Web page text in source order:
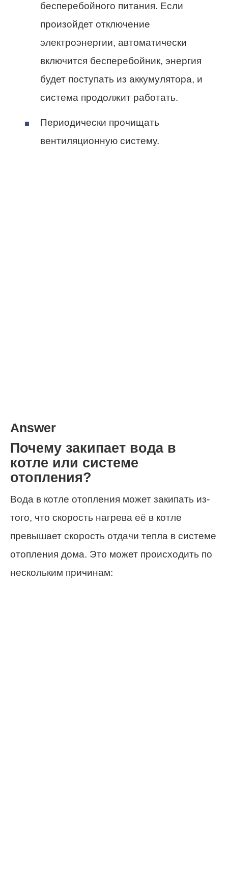
бесперебойного питания. Если
произойдет отключение
электроэнергии, автоматически
включится бесперебойник, энергия
будет поступать из аккумулятора, и
система продолжит работать.
Периодически прочищать
вентиляционную систему.
Answer
Почему закипает вода в
котле или системе
отопления?
Вода в котле отопления может закипать из-
того, что скорость нагрева её в котле
превышает скорость отдачи тепла в системе
отопления дома. Это может происходить по
нескольким причинам: